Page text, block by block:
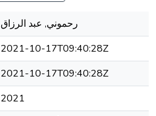
رحموني, عبد الرزاق
2021-10-17T09:40:28Z
2021-10-17T09:40:28Z
2021